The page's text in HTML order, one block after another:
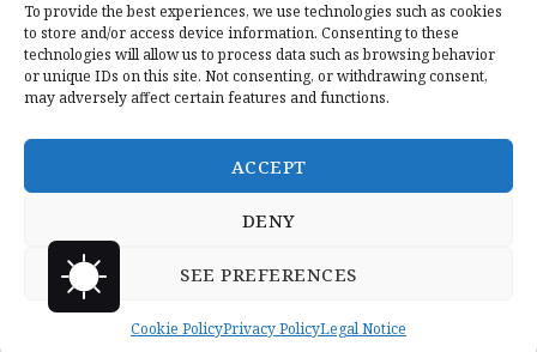
To provide the best experiences, we use technologies such as cookies
to store and/or access device information. Consenting to these
technologies will allow us to process data such as browsing behavior
or unique IDs on this site. Not consenting, or withdrawing consent,
may adversely affect certain features and functions.
ACCEPT
DENY
SEE PREFERENCES
Cookie PolicyPrivacy PolicyLegal Notice